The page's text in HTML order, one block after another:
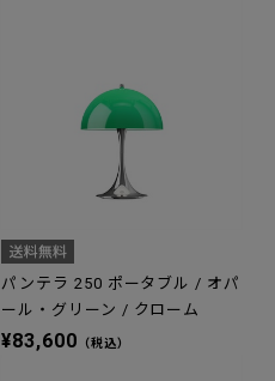
パンテラ 250 ポータブル / オパ
ール・グリーン / クローム
¥83,600 （税込）